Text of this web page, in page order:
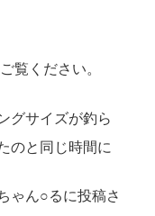
覧ください。
グサイズが釣ら
のと同じ時間に
ゃん○るに投稿さ